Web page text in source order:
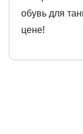
обувь для
цене!